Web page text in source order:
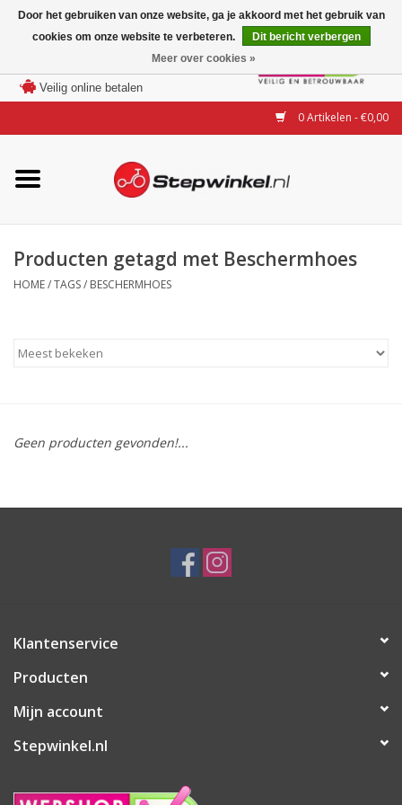
Veilig online betalen
0 Artikelen - €0,00
Merken
Modellen
Accessoires
Steps huren of uitproberen
Producten getagd met Beschermhoes
HOME/TAGS/ BESCHERMHOES
Geen producten gevonden!...
Klantenservice
Producten
Mijn account
Stepwinkel.nl
Door het gebruiken van onze website, ga je akkoord met het gebruik van
cookies om onze website te verbeteren.
Dit bericht verbergen
Meer over cookies »